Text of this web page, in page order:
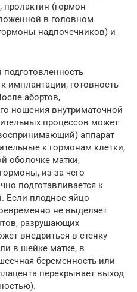
пролактин (гормон
в головном
надпочечников) и
имплантации, готовность
абортов,
ношения внутриматочной
процессов может
аппарат
к гормонам клетки,
оболочке матки,
из-за чего
подготавливается к
Если плодное яйцо
не выделяет
разрушающих
внедриться в стенку
в шейке матке, в
беременность или
перекрывает выход